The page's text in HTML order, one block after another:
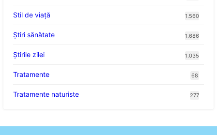
Stil de viaţă 1.560
Ştiri sănătate 1.686
Știrile zilei 1.035
Tratamente 68
Tratamente naturiste 277